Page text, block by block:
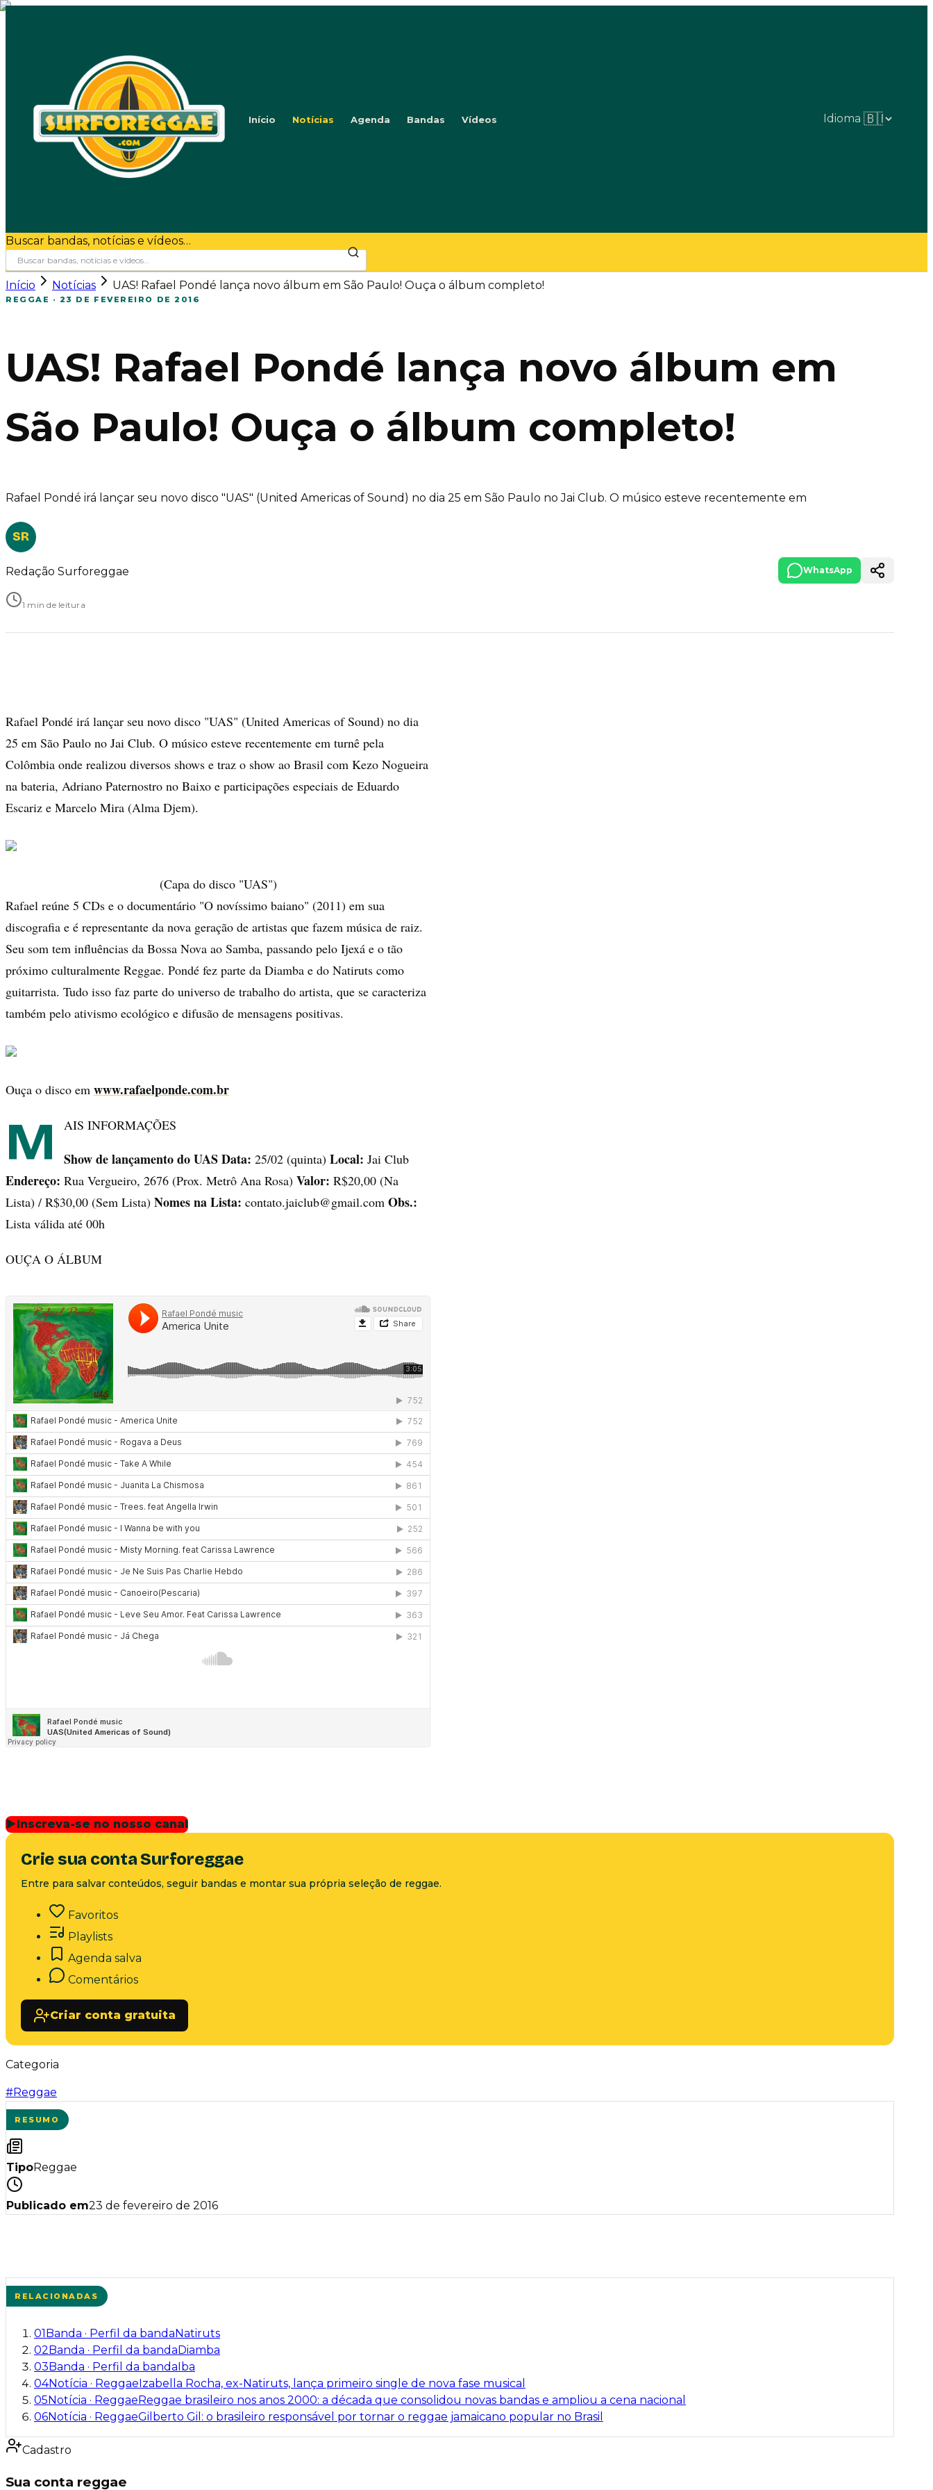
Início Notícias Agenda Bandas Vídeos Idioma
Buscar bandas, notícias e vídeos…
Início Notícias UAS! Rafael Pondé lança novo álbum em São Paulo! Ouça o álbum completo!
REGGAE · 23 DE FEVEREIRO DE 2016
UAS! Rafael Pondé lança novo álbum em
São Paulo! Ouça o álbum completo!
Rafael Pondé irá lançar seu novo disco "UAS" (United Americas of Sound) no dia 25 em São Paulo no Jai Club. O músico esteve recentemente em
SR
Redação Surforeggae
1 min de leitura
WhatsApp
Rafael Pondé irá lançar seu novo disco "UAS" (United Americas of Sound) no dia
25 em São Paulo no Jai Club. O músico esteve recentemente em turnê pela
Colômbia onde realizou diversos shows e traz o show ao Brasil com Kezo Nogueira
na bateria, Adriano Paternostro no Baixo e participações especiais de Eduardo
Escariz e Marcelo Mira (Alma Djem).
(Capa do disco "UAS")
Rafael reúne 5 CDs e o documentário "O novíssimo baiano" (2011) em sua
discografia e é representante da nova geração de artistas que fazem música de raiz.
Seu som tem influências da Bossa Nova ao Samba, passando pelo Ijexá e o tão
próximo culturalmente Reggae. Pondé fez parte da Diamba e do Natiruts como
guitarrista. Tudo isso faz parte do universo de trabalho do artista, que se caracteriza
também pelo ativismo ecológico e difusão de mensagens positivas.
Ouça o disco em www.rafaelponde.com.br
M AIS INFORMAÇÕES
Show de lançamento do UASData: 25/02 (quinta) Local: Jai Club
Endereço: Rua Vergueiro, 2676 (Prox. Metrô Ana Rosa) Valor: R$20,00 (Na
Lista) / R$30,00 (Sem Lista) Nomes na Lista: contato.jaiclub@gmail.com Obs.:
Lista válida até 00h
OUÇA O ÁLBUM
▶Inscreva-se no nosso canal
Crie sua conta Surforeggae
Entre para salvar conteúdos, seguir bandas e montar sua própria seleção de reggae.
Favoritos
Playlists
Agenda salva
Comentários
Criar conta gratuita
Categoria
#Reggae
RESUMO
TipoReggae
Publicado em23 de fevereiro de 2016
RELACIONADAS
01 Banda · Perfil da banda Natiruts
02 Banda · Perfil da banda Diamba
03 Banda · Perfil da banda Iba
04Notícia · Reggae Izabella Rocha, ex-Natiruts, lança primeiro single de nova fase musical
05 Notícia · Reggae Reggae brasileiro nos anos 2000: a década que consolidou novas bandas e ampliou a cena nacional
06Notícia · ReggaeGilberto Gil: o brasileiro responsável por tornar o reggae jamaicano popular no Brasil
Cadastro
Sua conta reggae